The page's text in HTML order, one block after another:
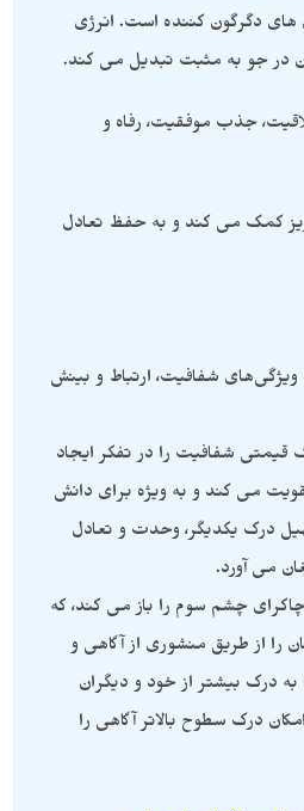
های دگرگون کننده است. انرژی
در جو به مثبت تبدیل می کند.
جذب موفقیت، رفاه و
کمک می کند و به حفظ تعادل
شفافیت، ارتباط و بینش
شفافیت را در تفکر ایجاد
می کند و به ویژه برای دانش
درک یکدیگر، وحدت و تعادل
می آورد.
چاکرای چشم سوم را باز می کند، که
را از طریق منشوری از آگاهی و
به درک بیشتر از خود و دیگران
درک سطوح بالاتر آگاهی را